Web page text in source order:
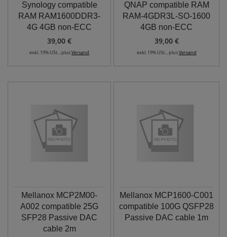
Synology compatible
RAM RAM1600DDR3-
4G 4GB non-ECC
39,00 €
exkl. 19% USt. , plusVersand
QNAP compatible RAM
RAM-4GDR3L-SO-1600
4GB non-ECC
39,00 €
exkl. 19% USt. , plusVersand
Mellanox MCP2M00-
A002 compatible 25G
SFP28 Passive DAC
cable 2m
Mellanox MCP1600-C001
compatible 100G QSFP28
Passive DAC cable 1m